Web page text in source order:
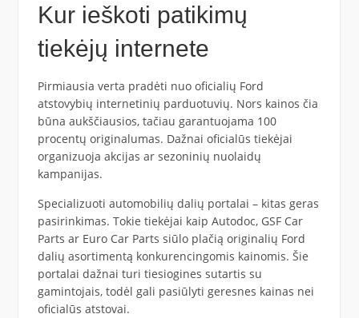
Kur ieškoti patikimų
tiekėjų internete
Pirmiausia verta pradėti nuo oficialių Ford
atstovybių internetinių parduotuvių. Nors kainos čia
būna aukščiausios, tačiau garantuojama 100
procentų originalumas. Dažnai oficialūs tiekėjai
organizuoja akcijas ar sezoninių nuolaidų
kampanijas.
Specializuoti automobilių dalių portalai – kitas geras
pasirinkimas. Tokie tiekėjai kaip Autodoc, GSF Car
Parts ar Euro Car Parts siūlo plačią originalių Ford
dalių asortimentą konkurencingomis kainomis. Šie
portalai dažnai turi tiesiogines sutartis su
gamintojais, todėl gali pasiūlyti geresnes kainas nei
oficialūs atstovai.